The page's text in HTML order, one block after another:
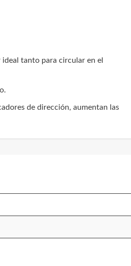
tanto para circular en el
de dirección, aumentan las